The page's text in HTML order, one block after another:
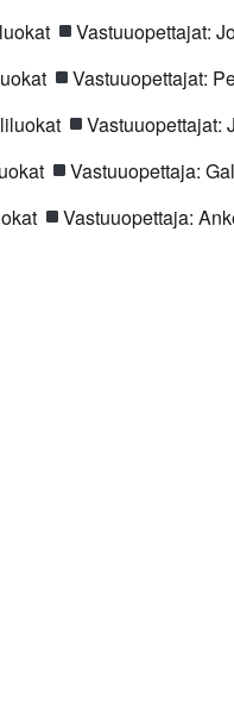
Vastuuopettajat:
Vastuuopettajat:
Vastuuopettajat:
Vastuuopettaja:
Vastuuopettaja: